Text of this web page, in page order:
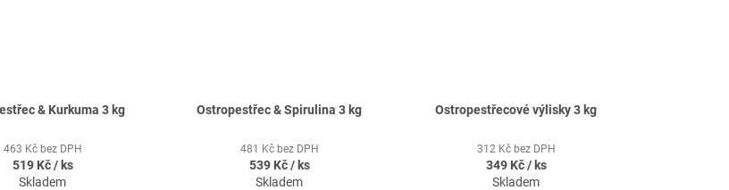
& Kurkuma 3 kg
463 Kč bez DPH
519 Kč/ ks
Skladem
Ostropestřec & Spirulina 3 kg
481 Kč bez DPH
539 Kč/ ks
Skladem
Ostropestřecové výlisky 3 kg
312 Kč bez DPH
349 Kč/ ks
Skladem